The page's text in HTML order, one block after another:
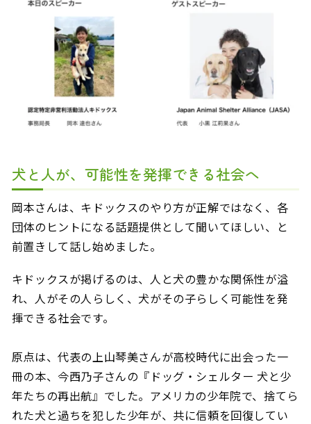
犬と人が、可能性を発揮できる社会へ
岡本さんは、キドックスのやり方が正解ではなく、各
団体のヒントになる話題提供として聞いてほしい、と
前置きして話し始めました。
キドックスが掲げるのは、人と犬の豊かな関係性が溢
れ、人がその人らしく、犬がその子らしく可能性を発
揮できる社会です。
原点は、代表の上山琴美さんが高校時代に出会った一
冊の本、今西乃子さんの『ドッグ・シェルター 犬と少
年たちの再出航』でした。アメリカの少年院で、捨てら
れた犬と過ちを犯した少年が、共に信頼を回復してい